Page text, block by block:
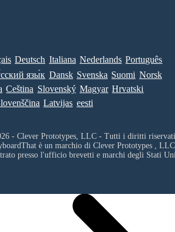
Deutsch Italiana Nederlands Português
язы́к Dansk Svenska Suomi Norsk
Ceština Slovenský Magyar Hrvatski
Latvijas eesti
- Clever Prototypes, LLC - Tutti i diritti
è un marchio di Clever Prototypes , LLC
presso l'ufficio brevetti e marchi degli Stati